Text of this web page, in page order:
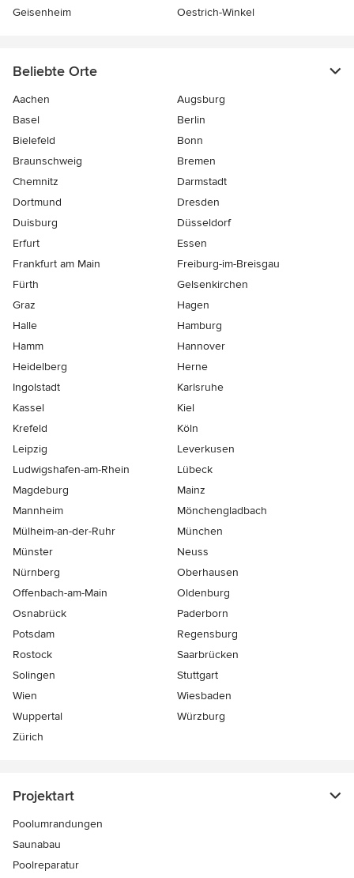
Geisenheim Oestrich-Winkel
Beliebte Orte
Aachen
Augsburg
Basel
Berlin
Bielefeld
Bonn
Braunschweig
Bremen
Chemnitz
Darmstadt
Dortmund
Dresden
Duisburg
Düsseldorf
Erfurt
Essen
Frankfurt am Main
Freiburg-im-Breisgau
Fürth
Gelsenkirchen
Graz
Hagen
Halle
Hamburg
Hamm
Hannover
Heidelberg
Herne
Ingolstadt
Karlsruhe
Kassel
Kiel
Krefeld
Köln
Leipzig
Leverkusen
Ludwigshafen-am-Rhein
Lübeck
Magdeburg
Mainz
Mannheim
Mönchen­gladbach
Mülheim-an-der-Ruhr
München
Münster
Neuss
Nürnberg
Oberhausen
Offenbach-am-Main
Oldenburg
Osnabrück
Paderborn
Potsdam
Regensburg
Rostock
Saarbrücken
Solingen
Stuttgart
Wien
Wiesbaden
Wuppertal
Würzburg
Zürich
Projektart
Poolumrandungen
Saunabau
Poolreparatur